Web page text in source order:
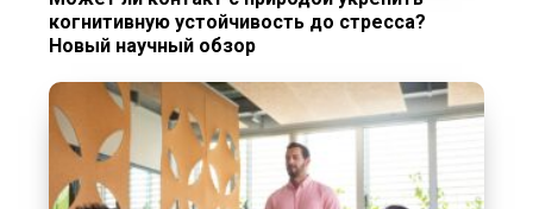
когнитивную устойчивость до стресса?
Новый научный обзор